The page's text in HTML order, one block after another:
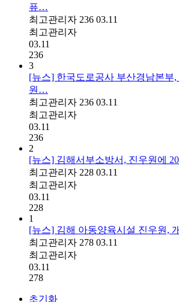
퓨…
최고관리자 236 03.11
최고관리자
03.11
236
3
[뉴스] 한국도로공사 부산경남본부
원…
최고관리자 236 03.11
최고관리자
03.11
236
2
[뉴스] 김해서부소방서, 진우원에
최고관리자 228 03.11
최고관리자
03.11
228
1
[뉴스] 김해 아동양육시설 진우원,
최고관리자 278 03.11
최고관리자
03.11
278
초기화